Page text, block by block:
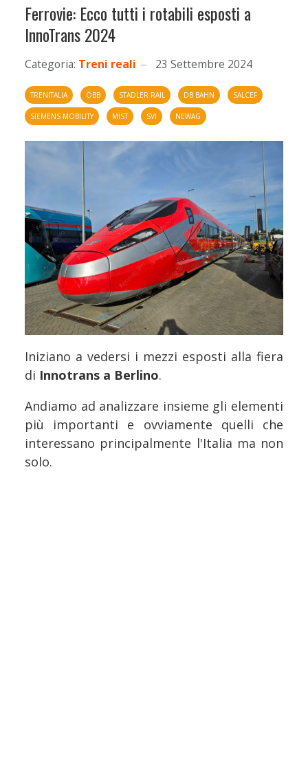
Ferrovie: Ecco tutti i rotabili esposti a
InnoTrans 2024
Categoria: Treni reali 23 Settembre 2024
TRENITALIA ÖBB STADLER RAIL DB BAHN SALCEF
SIEMENS MOBILITY MIST SVI NEWAG
Iniziano a vedersi i mezzi esposti alla fiera
di Innotrans a Berlino.
Andiamo ad analizzare insieme gli elementi
più importanti e ovviamente quelli che
interessano principalmente l'Italia ma non
solo.